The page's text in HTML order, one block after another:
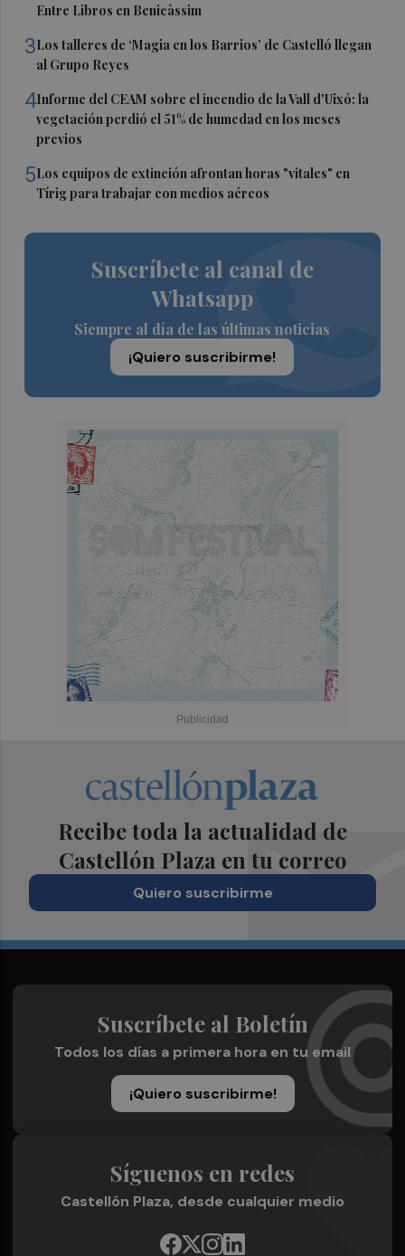
Entre Libros en Benicàssim
3Los talleres de ‘Magia en los Barrios’ de Castelló llegan
al Grupo Reyes
4Informe del CEAM sobre el incendio de la Vall d'Uixó: la
vegetación perdió el 51% de humedad en los meses
previos
5Los equipos de extinción afrontan horas "vitales" en
Tírig para trabajar con medios aéreos
Suscríbete al canal de
Whatsapp
Siempre al día de las últimas noticias
¡Quiero suscribirme!
Recibe toda la actualidad de
Castellón Plaza en tu correo
Quiero suscribirme
Suscríbete al Boletín
Todos los días a primera hora en tu email
¡Quiero suscribirme!
Síguenos en redes
Castellón Plaza, desde cualquier medio